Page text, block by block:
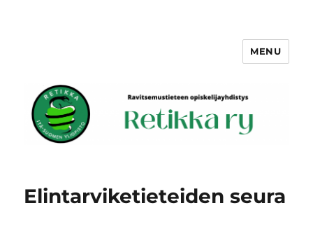
MENU
Elintarviketieteiden seura